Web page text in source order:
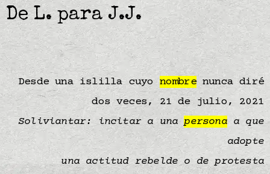
De L. para J.J.
Desde una islilla cuyo nombrenunca diré
dos veces, 21 de julio, 2021
Soliviantar: incitar a unapersonaa que
adopte
una actitud rebelde o de protesta